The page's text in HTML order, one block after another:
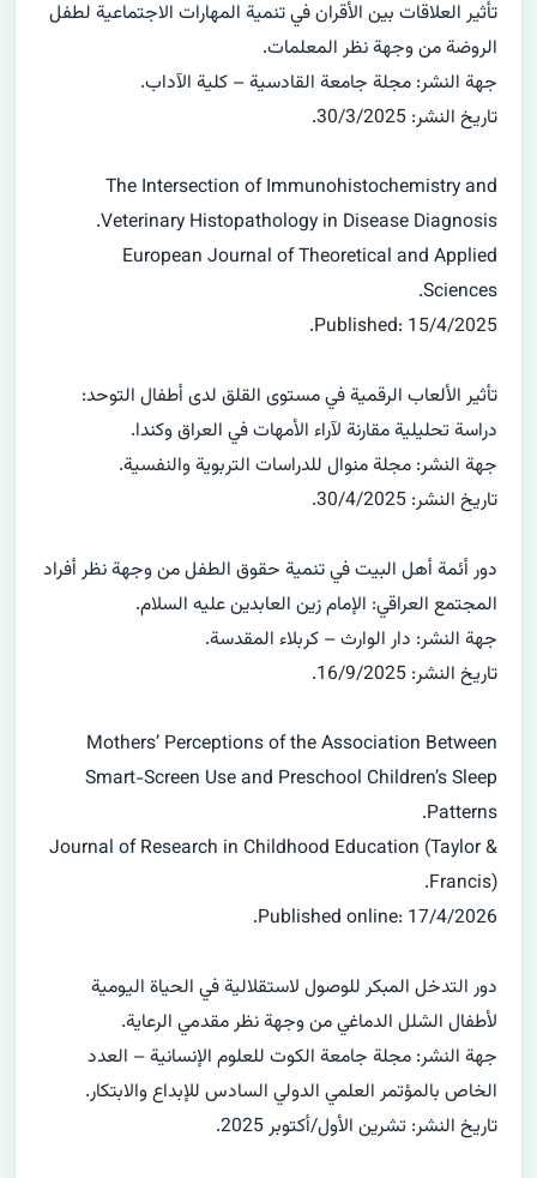
تأثير العلاقات بين الأقران في تنمية المهارات الاجتماعية لطفل
الروضة من وجهة نظر المعلمات.
جهة النشر: مجلة جامعة القادسية – كلية الآداب.
تاريخ النشر: 30/3/2025.
The Intersection of Immunohistochemistry and
Veterinary Histopathology in Disease Diagnosis.
European Journal of Theoretical and Applied
Sciences.
Published: 15/4/2025.
تأثير الألعاب الرقمية في مستوى القلق لدى أطفال التوحد:
دراسة تحليلية مقارنة لآراء الأمهات في العراق وكندا.
جهة النشر: مجلة منوال للدراسات التربوية والنفسية.
تاريخ النشر: 30/4/2025.
دور أئمة أهل البيت في تنمية حقوق الطفل من وجهة نظر أفراد
المجتمع العراقي: الإمام زين العابدين عليه السلام.
جهة النشر: دار الوارث – كربلاء المقدسة.
تاريخ النشر: 16/9/2025.
Mothers’ Perceptions of the Association Between
Smart-Screen Use and Preschool Children’s Sleep
Patterns.
Journal of Research in Childhood Education (Taylor &
Francis).
Published online: 17/4/2026.
دور التدخل المبكر للوصول لاستقلالية في الحياة اليومية
لأطفال الشلل الدماغي من وجهة نظر مقدمي الرعاية.
جهة النشر: مجلة جامعة الكوت للعلوم الإنسانية – العدد
الخاص بالمؤتمر العلمي الدولي السادس للإبداع والابتكار.
تاريخ النشر: تشرين الأول/أكتوبر 2025.